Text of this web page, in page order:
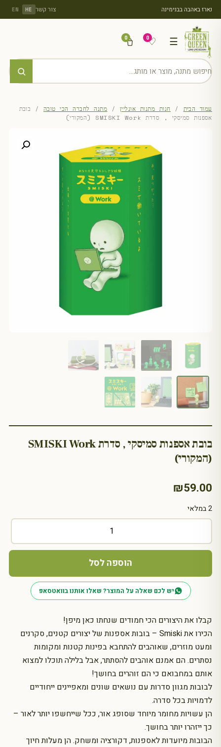
נארז באהבה בבנימינה צור קשר HE
EN
☰
♡
0
0
עמוד הבית / חנות מתנות אונליין / מתנה לחברה הכי טובה / בובת
אספנות סמיסקי , סדרת SMISKI Work (המקורי)
בובת אספנות סמיסקי , סדרת SMISKI Work
(המקורי)
₪59.00
קבלו את היצורים הכי חמודים שנחתו כאן מיפן!
הכירו את Smiski – בובות אספנות של יצורים קטנים, סקרנים
ומעט מוזרים, שאוהבים להתחבא בפינות קטנות ומקומות
נסתרים. הם אמנם אוהבים להסתתר, אבל בלילה תוכלו למצוא
אותם במחבואם כי הם זוהרים בחושך!
לבובות מגוון סדרות עם נושאים שונים ומאפיינים ייחודיים
לדמויות בכל סדרה.
הן עשויות מחומר מיוחד שסופג אור, ככל שייחשפו יותר לאור –
כך ייזהרו יותר בחושך.
הבובות מיועדות לאספנות, דקורציה ומשחק. הן מעלות חיוך
2 במלאי
כמות
בובת
סמיסקי
Work
(המקורי)
הוספה לסל
יש לכם שאלה על המוצר? שאלו אותנו בוואטסאפ